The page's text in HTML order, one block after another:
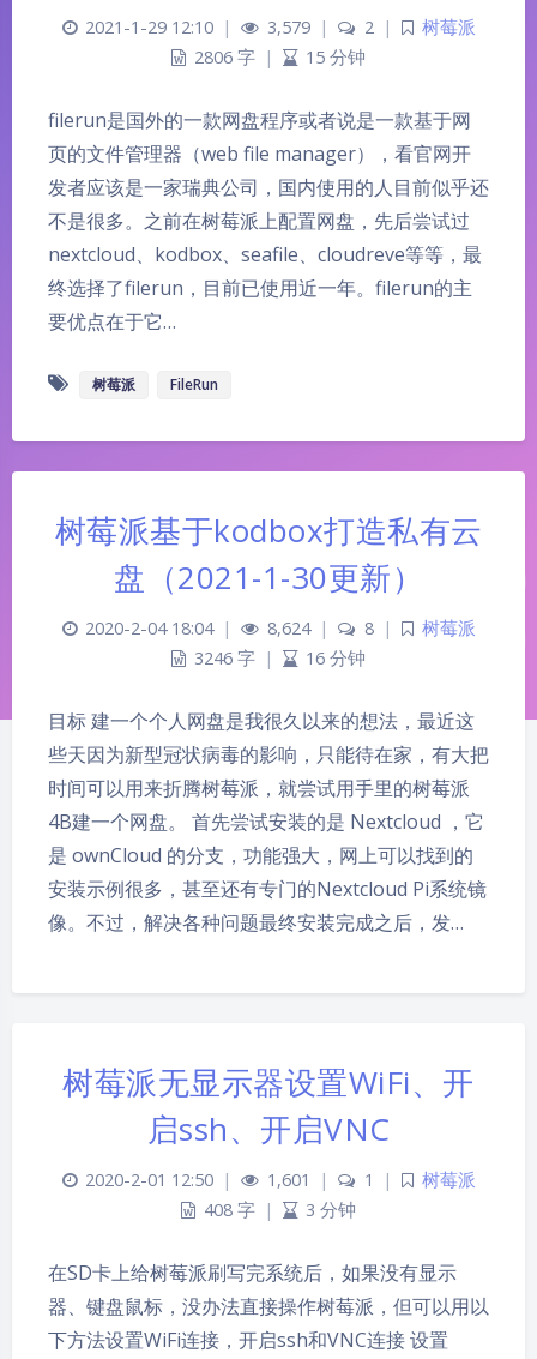
2021-1-29 12:10 | 3,579 | 2 |
树莓派
2806 字 | 15 分钟
filerun是国外的一款网盘程序或者说是一款基于网
页的文件管理器（web file manager），看官网开
发者应该是一家瑞典公司，国内使用的人目前似乎还
不是很多。之前在树莓派上配置网盘，先后尝试过
nextcloud、kodbox、seafile、cloudreve等等，最
终选择了filerun，目前已使用近一年。filerun的主
要优点在于它…
树莓派 FileRun
树莓派基于kodbox打造私有云
盘（2021-1-30更新）
2020-2-04 18:04 | 8,624 | 8 |
树莓派
3246 字 | 16 分钟
目标 建一个个人网盘是我很久以来的想法，最近这
些天因为新型冠状病毒的影响，只能待在家，有大把
时间可以用来折腾树莓派，就尝试用手里的树莓派
4B建一个网盘。 首先尝试安装的是 Nextcloud ，它
是 ownCloud 的分支，功能强大，网上可以找到的
安装示例很多，甚至还有专门的Nextcloud Pi系统镜
像。不过，解决各种问题最终安装完成之后，发…
树莓派无显示器设置WiFi、开
启ssh、开启VNC
2020-2-01 12:50 | 1,601 | 1 |
树莓派
408 字 | 3 分钟
在SD卡上给树莓派刷写完系统后，如果没有显示
器、键盘鼠标，没办法直接操作树莓派，但可以用以
下方法设置WiFi连接，开启ssh和VNC连接 设置